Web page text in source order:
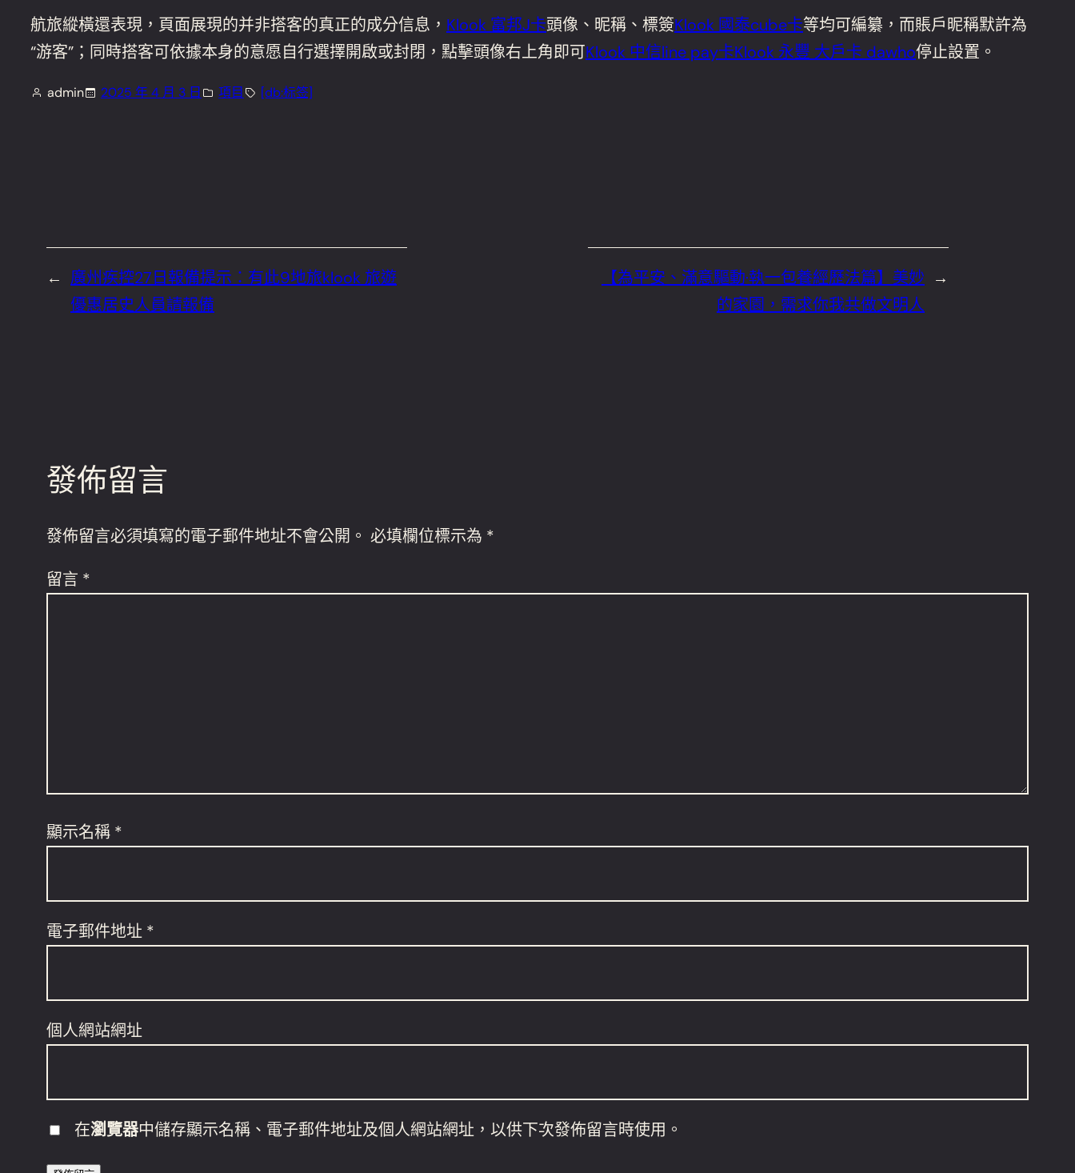
航旅縱橫還表現，頁面展現的并非搭客的真正的成分信息， Klook 富邦J卡頭像、昵稱、標簽Klook 國泰cube卡等均可編纂，而賬戶昵稱默許為
“游客”；同時搭客可依據本身的意愿自行選擇開啟或封閉，點擊頭像右上角即可Klook 中信line pay卡Klook 永豐 大戶卡 dawho停止設置。
admin 2025 年 4 月 3 日 項目 [db:标签]
← 廣州疾控27日報備提示：有此9地旅klook 旅遊
優惠居史人員請報備
→
【為平安、滿意驅動·執一包養經歷法篇】美妙
的家園，需求你我共做文明人
發佈留言
發佈留言必須填寫的電子郵件地址不會公開。 必填欄位標示為 *
留言 *
顯示名稱 *
電子郵件地址 *
個人網站網址
在瀏覽器中儲存顯示名稱、電子郵件地址及個人網站網址，以供下次發佈留言時使用。